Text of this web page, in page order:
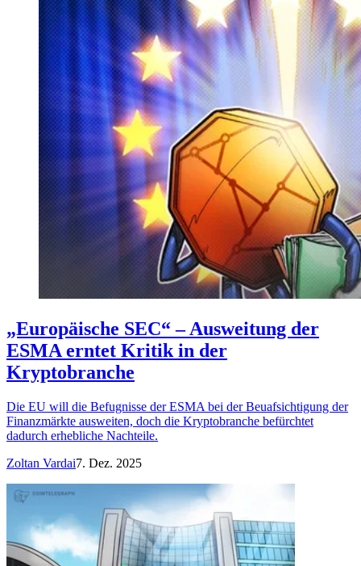
„Europäische SEC“ – Ausweitung der
ESMA erntet Kritik in der
Kryptobranche
Die EU will die Befugnisse der ESMA bei der Beuafsichtigung der
Finanzmärkte ausweiten, doch die Kryptobranche befürchtet
dadurch erhebliche Nachteile.
Zoltan Vardai7. Dez. 2025